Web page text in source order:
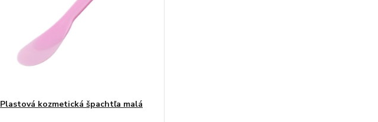
Plastová kozmetická špachtľa malá